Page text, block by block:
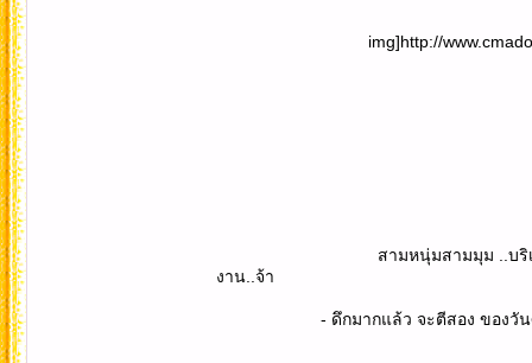
img]http://www.cmadong.com/
สามหนุ่มสามมุม ..บริเวณงานกลา
งาน..จ้า
- ดึกมากแล้ว จะตีสอง ของวันศุ